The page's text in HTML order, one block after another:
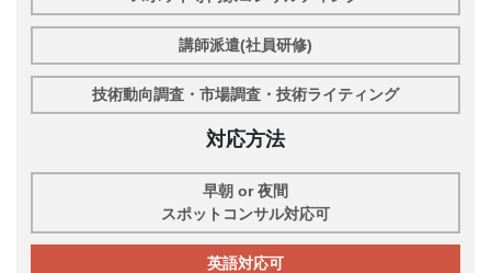
講師派遣(社員研修)
技術動向調査・市場調査・技術ライティング
対応方法
早朝 or 夜間
スポットコンサル対応可
英語対応可